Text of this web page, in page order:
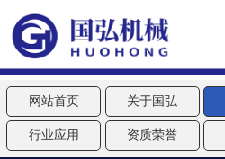
网站首页 关于国弘
行业应用 资质荣誉